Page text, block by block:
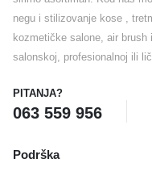
negu i stilizovanje kose ,
kozmetičke salone, air
salonskoj, profesionalnoj ili
PITANJA?
063 559 956
Podrška